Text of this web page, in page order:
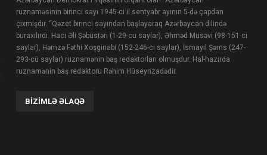
ruznaməsinin birinci sayı 1945-ci il sentyabr ayının 5-də çapdan
çıxmışdır. “Qəzet birinci sayından başlayaraq Azərbaycan dilində
buraxılırdı. Hacı Əli Şəbüstəri (1-29-cu saylar), Əhməd Müsəvi (98-151-ci
saylar), Həmzə Fəthi Xoşginabi (152-246-cı saylar), İsmayıl Şəms (247-
293-cü saylar) ruznamənin baş redaktorları olmuşdur. Hal-hazırda
ruznamənin baş redaktoru Rəhim Hüseynzadədir.
BIZIMLƏ ƏLAQƏ